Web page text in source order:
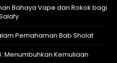
Bahaya Vape dan Rokok bagi
Pemahaman Bab Sholat
Menumbuhkan Kemuliaan